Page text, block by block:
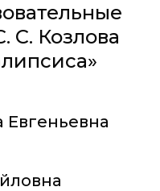
С. Козлова